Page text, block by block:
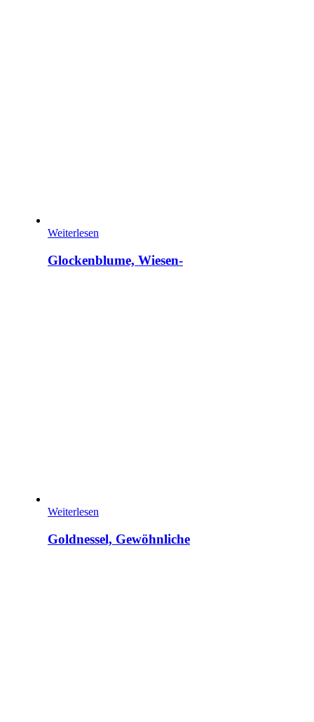
Weiterlesen
Glockenblume, Wiesen-
Weiterlesen
Goldnessel, Gewöhnliche